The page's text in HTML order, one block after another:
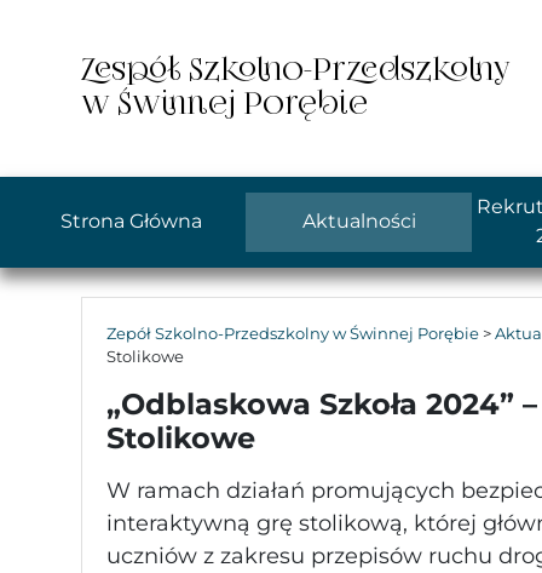
Zespół Szkolno-Przedszkolny
w Świnnej Porębie
Strona Główna Aktualności
Zepół Szkolno-Przedszkolny w Świnnej Porębie >
Stolikowe
„Odblaskowa Szkoła 2024”
Stolikowe
W ramach działań promujących
interaktywną grę stolikową, której
uczniów z zakresu przepisów ruchu